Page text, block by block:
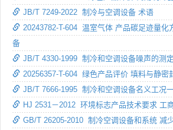
JB/T 7249-2022 制冷与空调设备 术语
20243782-T-604 温室气体 产品碳足迹量化
备
JB/T 4330-1999 制冷和空调设备噪声的测定
20256357-T-604 绿色产品评价 填料与静密
JB/T 7666-1995 制冷和空调设备名义工况
HJ 2531－2012 环境标志产品技术要求 工
GB/T 26205-2010 制冷空调设备和系统 减